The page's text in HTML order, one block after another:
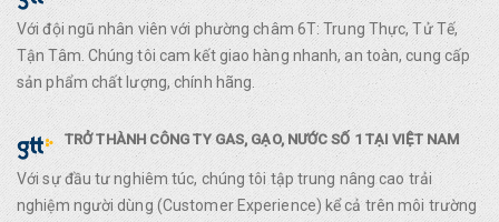
Với đội ngũ nhân viên với phường châm 6T: Trung Thực, Tử Tế,
Tận Tâm. Chúng tôi cam kết giao hàng nhanh, an toàn, cung cấp
sản phẩm chất lượng, chính hãng.
TRỞ THÀNH CÔNG TY GAS, GẠO, NƯỚC SỐ 1 TẠI VIỆT NAM
Với sự đầu tư nghiêm túc, chúng tôi tập trung nâng cao trải
nghiệm người dùng (Customer Experience) kể cả trên môi trường